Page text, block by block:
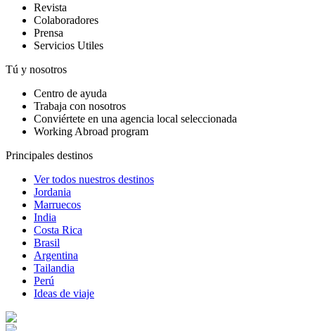
Revista
Colaboradores
Prensa
Servicios Utiles
Tú y nosotros
Centro de ayuda
Trabaja con nosotros
Conviértete en una agencia local seleccionada
Working Abroad program
Principales destinos
Ver todos nuestros destinos
Jordania
Marruecos
India
Costa Rica
Brasil
Argentina
Tailandia
Perú
Ideas de viaje